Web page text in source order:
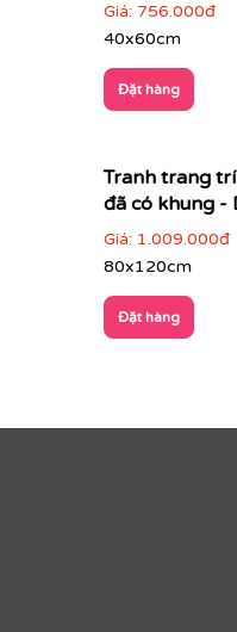
Giá: 756.000đ
40x60cm
Đặt hàng
Tranh trang
đã có khung -
Giá: 1.009.000đ
80x120cm
Đặt hàng